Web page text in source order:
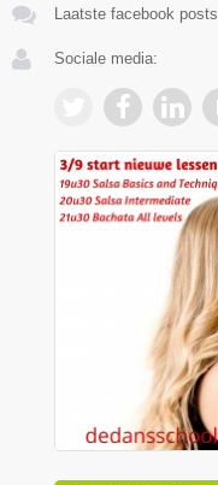
Laatste facebook posts
Sociale media: